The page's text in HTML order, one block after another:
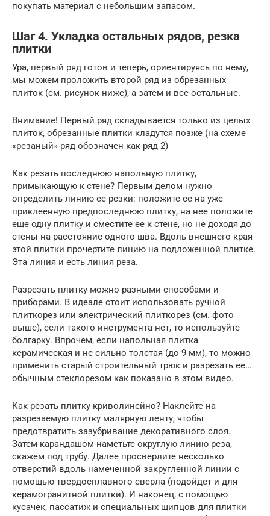
покупать материал с небольшим запасом.
Шаг 4. Укладка остальных рядов, резка
плитки
Ура, первый ряд готов и теперь, ориентируясь по нему,
мы можем проложить второй ряд из обрезанных
плиток (см. рисунок ниже), а затем и все остальные.
Внимание! Первый ряд складывается только из целых
плиток, обрезанные плитки кладутся позже (на схеме
«резаный» ряд обозначен как ряд 2)
Как резать последнюю напольную плитку,
примыкающую к стене? Первым делом нужно
определить линию ее резки: положите ее на уже
приклеенную предпоследнюю плитку, на нее положите
еще одну плитку и сместите ее к стене, но не доходя до
стены на расстояние одного шва. Вдоль внешнего края
этой плитки прочертите линию на подложенной плитке.
Эта линия и есть линия реза.
Разрезать плитку можно разными способами и
приборами. В идеале стоит использовать ручной
плиткорез или электрический плиткорез (см. фото
выше), если такого инструмента нет, то используйте
болгарку. Впрочем, если напольная плитка
керамическая и не сильно толстая (до 9 мм), то можно
применить старый строительный трюк и разрезать ее…
обычным стеклорезом как показано в этом видео.
Как резать плитку криволинейно? Наклейте на
разрезаемую плитку малярную ленту, чтобы
предотвратить зазубривание декоративного слоя.
Затем карандашом наметьте округлую линию реза,
скажем под трубу. Далее просверлите несколько
отверстий вдоль намеченной закругленной линии с
помощью твердосплавного сверла (подойдет и для
керамогранитной плитки). И наконец, с помощью
кусачек, пассатиж и специальных щипцов для плитки